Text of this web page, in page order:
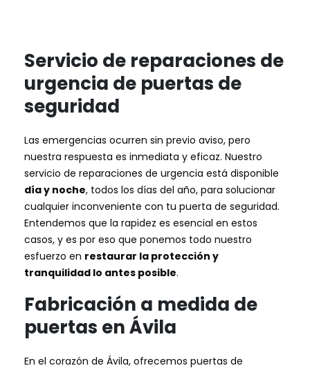
Servicio de reparaciones de
urgencia de puertas de
seguridad
Las emergencias ocurren sin previo aviso, pero
nuestra respuesta es inmediata y eficaz. Nuestro
servicio de reparaciones de urgencia está disponible
día y noche, todos los días del año, para solucionar
cualquier inconveniente con tu puerta de seguridad.
Entendemos que la rapidez es esencial en estos
casos, y es por eso que ponemos todo nuestro
esfuerzo en restaurar la protección y
tranquilidad lo antes posible.
Fabricación a medida de
puertas en Ávila
En el corazón de Ávila, ofrecemos puertas de